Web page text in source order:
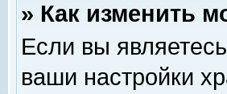
» Как изменить
Если вы
ваши настройки